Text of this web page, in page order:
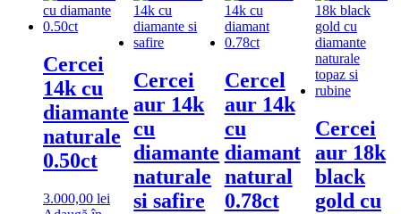
Cercei
14k cu
diamante
naturale
0.50ct
3.000,00 lei
Cercei
aur 14k
cu
diamante
naturale
si safire
Cercel
aur 14k
cu
diamant
natural
0.78ct
Cercei
aur 18k
black
gold cu